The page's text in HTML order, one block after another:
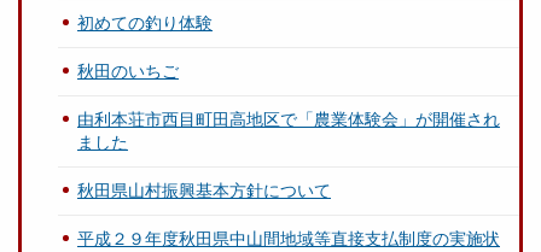
初めての釣り体験
秋田のいちご
由利本荘市西目町田高地区で「農業体験会」が開催され
ました
秋田県山村振興基本方針について
平成２９年度秋田県中山間地域等直接支払制度の実施状